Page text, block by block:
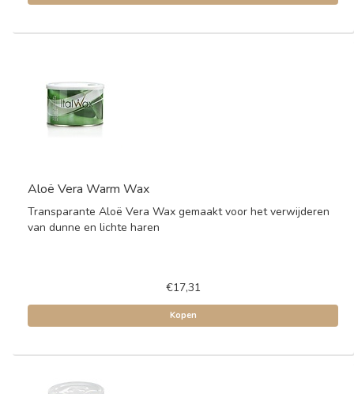
Aloë Vera Warm Wax
Transparante Aloë Vera Wax gemaakt voor het verwijderen
van dunne en lichte haren
€17,31
Kopen